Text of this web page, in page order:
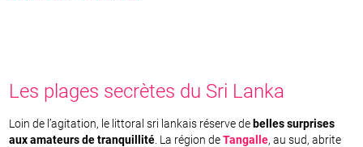
Les plages secrètes du Sri Lanka
Loin de l’agitation, le littoral sri lankais réserve de belles surprises
aux amateurs de tranquillité . La région deTangalle, au sud, abrite